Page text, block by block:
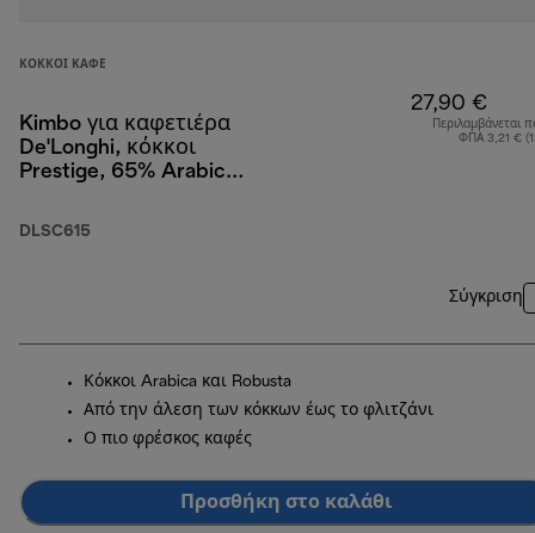
ΚΌΚΚΟΙ ΚΑΦΈ
Kimbo για καφετιέρα
De'Longhi, κόκκοι
Prestige, 65% Arabica
DLSC615
27,90 €
Περιλαμβάνεται
ΦΠΑ 3,21 €
Σύγκριση
Κόκκοι Arabica και Robusta
Από την άλεση των κόκκων έως το φλιτζάνι
Ο πιο φρέσκος καφές
Προσθήκη στο καλάθι